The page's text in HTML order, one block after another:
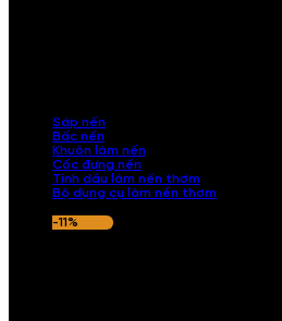
Sáp nến
Bấc nến
Khuôn làm nến
Cốc đựng nến
Tinh dầu làm nến thơm
Bộ dụng cụ làm nến thơm
-11%